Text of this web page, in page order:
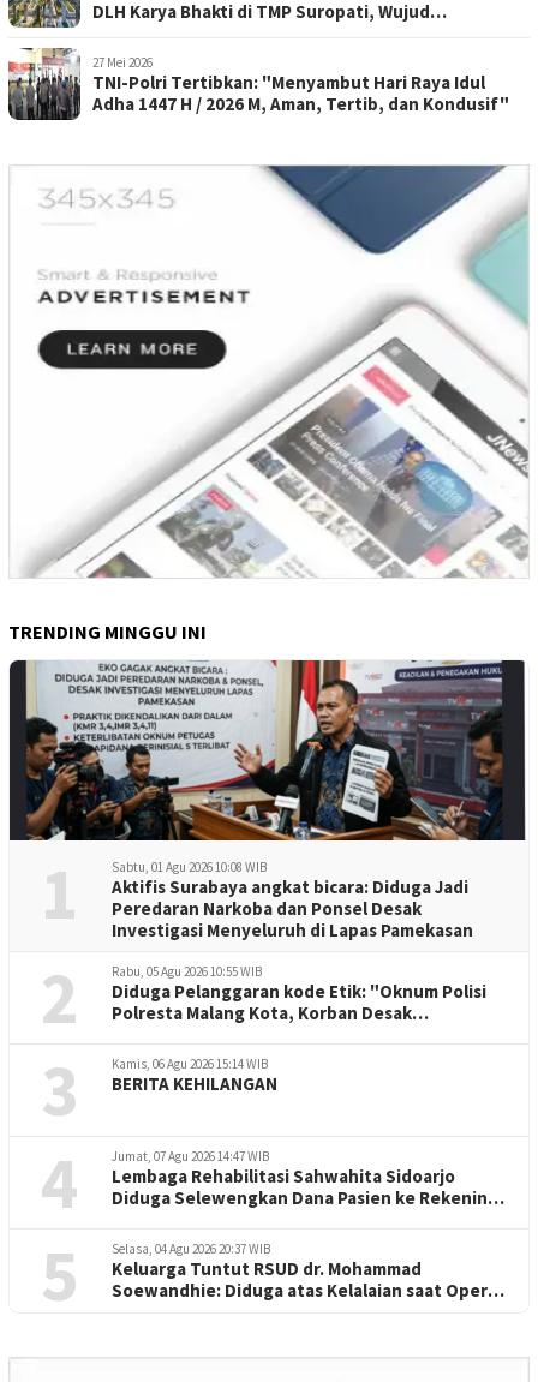
DLH Karya Bhakti di TMP Suropati, Wujud
27 Mei 2026
TNI-Polri Tertibkan: "Menyambut Hari Raya Idul
Adha 1447 H / 2026 M, Aman, Tertib, dan Kondusif"
TRENDING MINGGU INI
1 Sabtu, 01 Agu 2026 10:08 WIB
Aktifis Surabaya angkat bicara: Diduga Jadi
Peredaran Narkoba dan Ponsel Desak
Investigasi Menyeluruh di Lapas Pamekasan
2 Rabu, 05 Agu 2026 10:55 WIB
Diduga Pelanggaran kode Etik: "Oknum Polisi
Polresta Malang Kota, Korban Desak
3 Kamis, 06 Agu 2026 15:14 WIB
BERITA KEHILANGAN
4 Jumat, 07 Agu 2026 14:47 WIB
Lembaga Rehabilitasi Sahwahita Sidoarjo
Diduga Selewengkan Dana Pasien ke Rekening
5 Selasa, 04 Agu 2026 20:37 WIB
Keluarga Tuntut RSUD dr. Mohammad
Soewandhie: Diduga atas Kelalaian saat Operasi